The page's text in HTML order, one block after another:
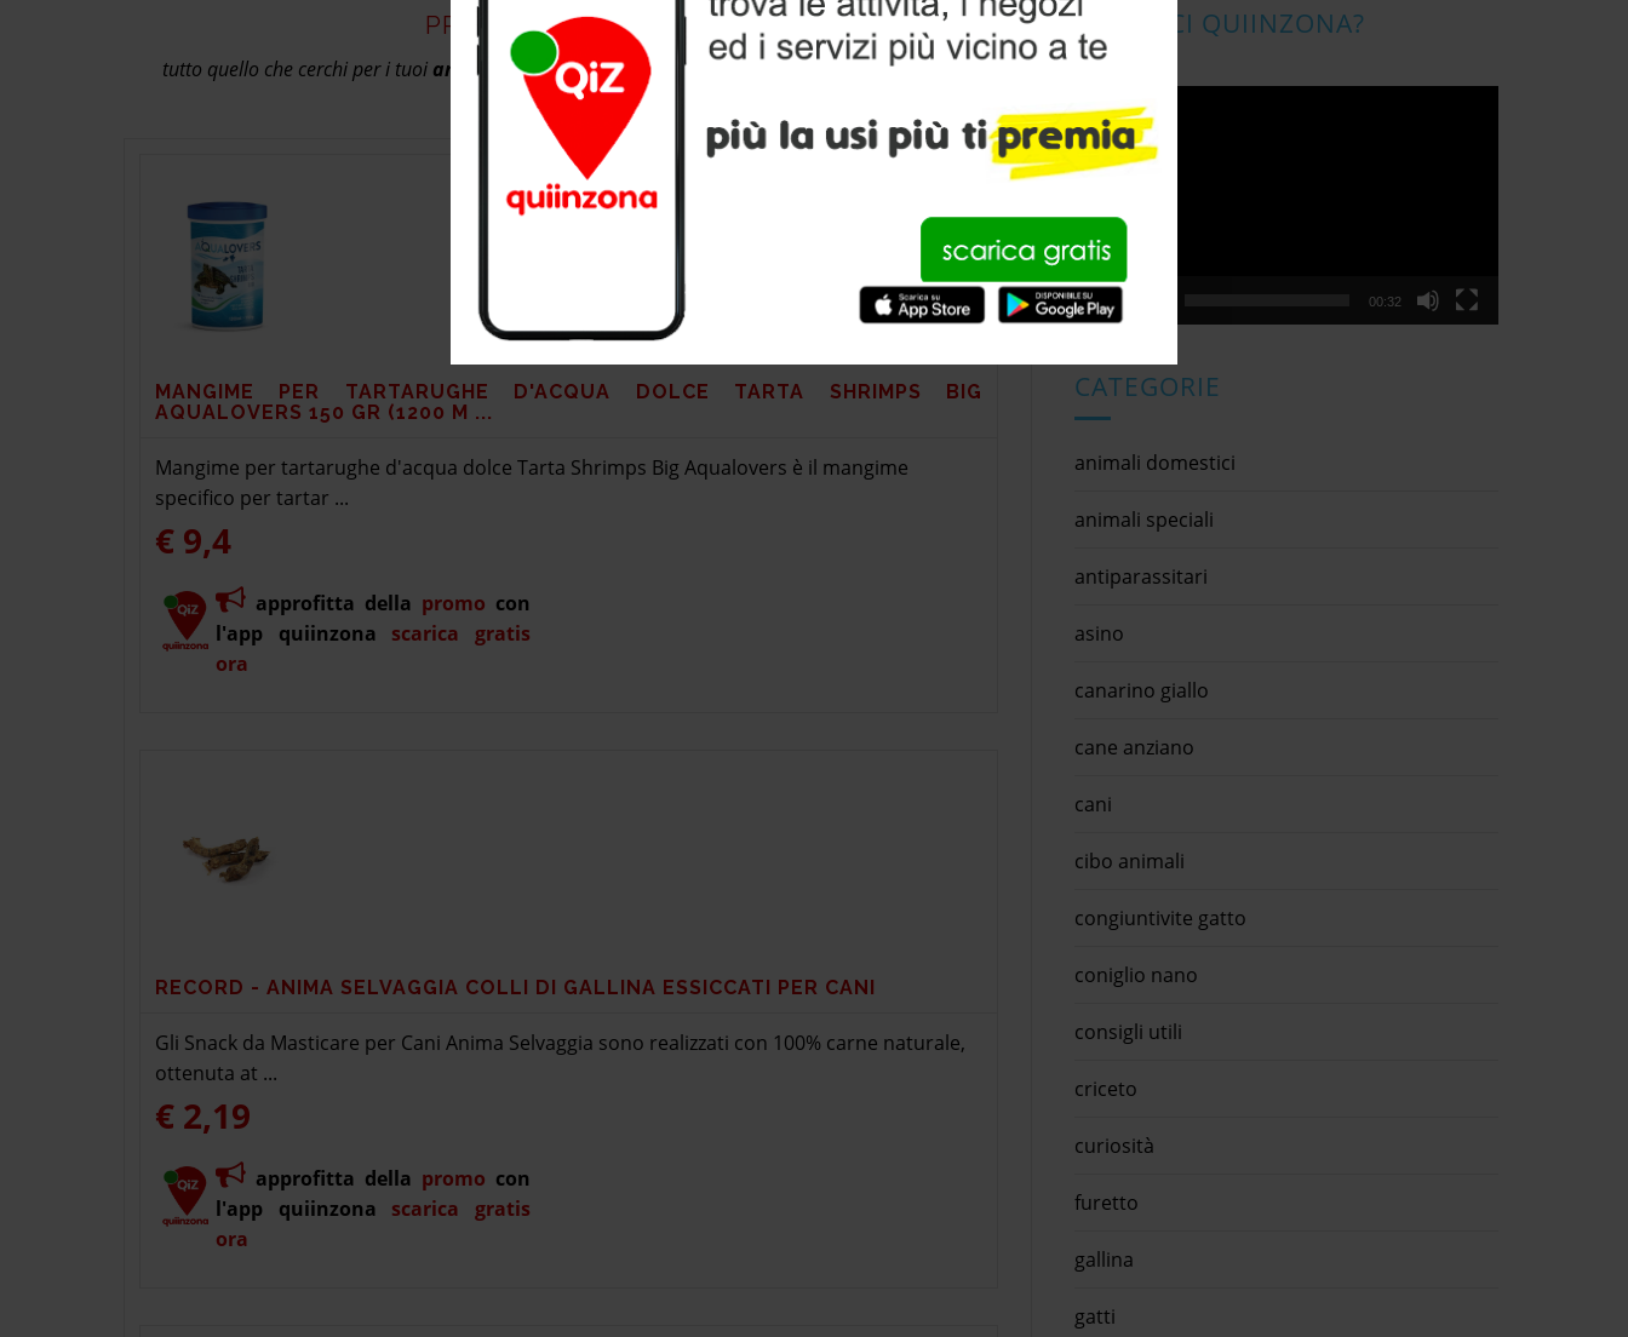
PRODOTTI PER ANIMALI
tutto quello che cerchi per i tuoi amici animali,alimentazione, cura e gioco
, i libri e le guide per
imparare a conoscerli meglio
MANGIME PER TARTARUGHE D'ACQUA DOLCE TARTA SHRIMPS BIG
AQUALOVERS 150 GR (1200 M ...
Mangime per tartarughe d'acqua dolce Tarta Shrimps Big Aqualovers è il mangime
specifico per tartar ...
€ 9,4
approfitta della promo con
l'app quiinzona scarica gratis
ora
RECORD - ANIMA SELVAGGIA COLLI DI GALLINA ESSICCATI PER CANI
Gli Snack da Masticare per Cani Anima Selvaggia sono realizzati con 100% carne naturale,
ottenuta at ...
€ 2,19
approfitta della promo con
l'app quiinzona scarica gratis
ora
CONOSCI QUIINZONA?
Player
00:32
CATEGORIE
animali domestici
animali speciali
antiparassitari
asino
canarino giallo
cane anziano
cani
cibo animali
congiuntivite gatto
coniglio nano
consigli utili
criceto
curiosità
furetto
gallina
gatti